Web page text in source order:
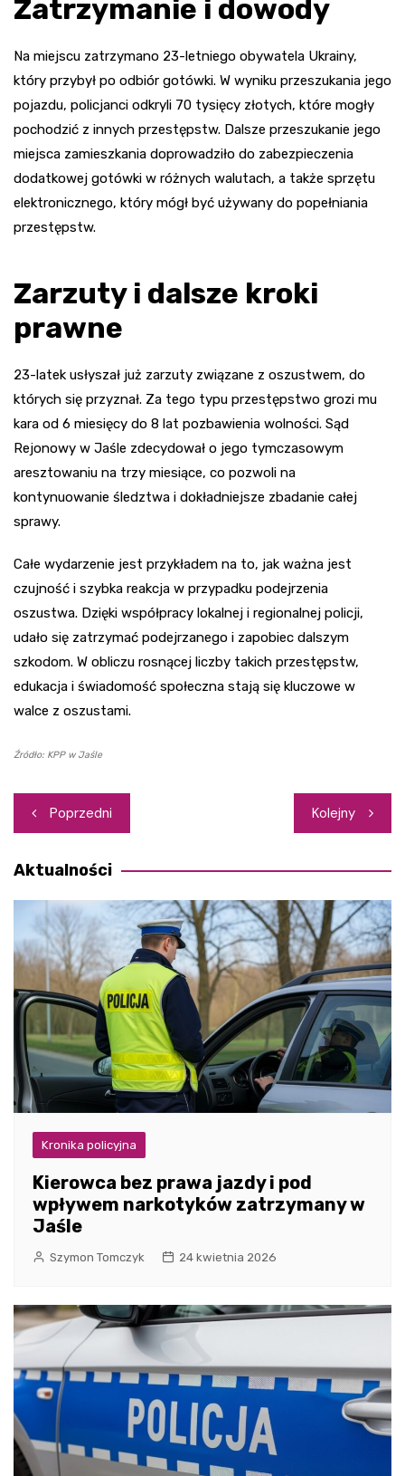
Zatrzymanie i dowody
Na miejscu zatrzymano 23-letniego obywatela Ukrainy,
który przybył po odbiór gotówki. W wyniku przeszukania jego
pojazdu, policjanci odkryli 70 tysięcy złotych, które mogły
pochodzić z innych przestępstw. Dalsze przeszukanie jego
miejsca zamieszkania doprowadziło do zabezpieczenia
dodatkowej gotówki w różnych walutach, a także sprzętu
elektronicznego, który mógł być używany do popełniania
przestępstw.
Zarzuty i dalsze kroki
prawne
23-latek usłyszał już zarzuty związane z oszustwem, do
których się przyznał. Za tego typu przestępstwo grozi mu
kara od 6 miesięcy do 8 lat pozbawienia wolności. Sąd
Rejonowy w Jaśle zdecydował o jego tymczasowym
aresztowaniu na trzy miesiące, co pozwoli na
kontynuowanie śledztwa i dokładniejsze zbadanie całej
sprawy.
Całe wydarzenie jest przykładem na to, jak ważna jest
czujność i szybka reakcja w przypadku podejrzenia
oszustwa. Dzięki współpracy lokalnej i regionalnej policji,
udało się zatrzymać podejrzanego i zapobiec dalszym
szkodom. W obliczu rosnącej liczby takich przestępstw,
edukacja i świadomość społeczna stają się kluczowe w
walce z oszustami.
Źródło: KPP w Jaśle
Nawigacja
wpisu
Poprzedni Kolejny
Aktualności
Kronika policyjna
Kierowca bez prawa jazdy i pod
wpływem narkotyków zatrzymany w
Jaśle
Szymon Tomczyk 24 kwietnia 2026